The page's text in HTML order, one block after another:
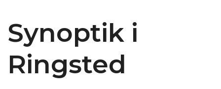
Synoptik i
Ringsted